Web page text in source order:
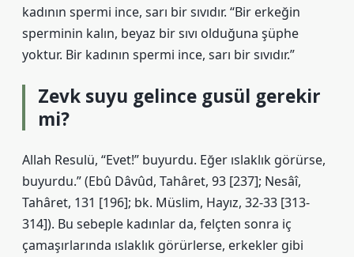
kadının spermi ince, sarı bir sıvıdır. “Bir erkeğin
sperminin kalın, beyaz bir sıvı olduğuna şüphe
yoktur. Bir kadının spermi ince, sarı bir sıvıdır.”
Zevk suyu gelince gusül gerekir
mi?
Allah Resulü, “Evet!” buyurdu. Eğer ıslaklık görürse,
buyurdu.” (Ebû Dâvûd, Tahâret, 93 [237]; Nesâî,
Tahâret, 131 [196]; bk. Müslim, Hayız, 32-33 [313-
314]). Bu sebeple kadınlar da, felçten sonra iç
çamaşırlarında ıslaklık görürlerse, erkekler gibi